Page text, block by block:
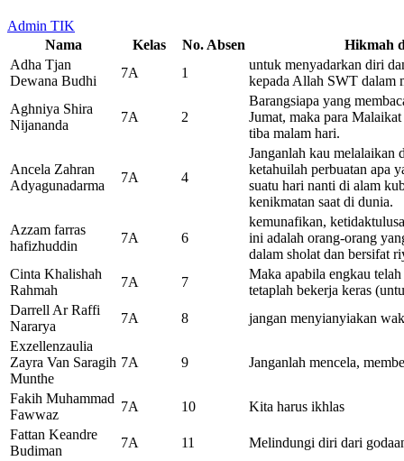
Admin TIK
Nama
Kelas No. Absen
Hikmah
Adha Tjan
Dewana Budhi
7A 1
untuk menyadarkan diri
kepada Allah SWT dalam
Aghniya Shira
Nijananda
7A 2
Barangsiapa yang
Jumat, maka para
tiba malam hari.
Ancela Zahran
Adyagunadarma
7A 4
Janganlah kau melalaikan
ketahuilah perbuatan apa
suatu hari nanti di alam
kenikmatan saat di dunia.
Azzam farras
hafizhuddin
7A 6
kemunafikan,
ini adalah orang-orang
dalam sholat dan bersifat
Cinta Khalishah
Rahmah
7A 7
Maka apabila engkau
tetaplah bekerja keras
Darrell Ar Raffi
Nararya
7A 8
jangan menyianyiakan
Exzellenzaulia
Zayra Van Saragih
Munthe
7A 9 Janganlah mencela,
Fakih Muhammad
Fawwaz
7A 10
Kita harus ikhlas
Fattan Keandre
Budiman
7A 11
Melindungi diri dari